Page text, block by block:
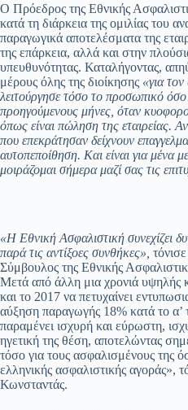
Ο Πρόεδρος της Εθνικής
κατά τη διάρκεια της ομιλίας του
παραγωγικά αποτελέσματα της
της επάρκεια, αλλά και στην
υπευθυνότητας. Καταλήγοντας,
μέρους όλης της διοίκησης «για
λειτούργησε τόσο το προσωπικό
προηγούμενους μήνες, όταν
όπως είναι πώληση της εταιρείας.
που επεκράτησαν δείχνουν
αυτοπεποίθηση. Και είναι για μένα
μοιράζομαι σήμερα μαζί σας τις
«Η Εθνική Ασφαλιστική συνεχίζει
παρά τις αντίξοες συνθήκες»,
Σύμβουλος της Εθνικής
Μετά από άλλη μια χρονιά υψηλής
και το 2017 να πετυχαίνει
αύξηση παραγωγής 18% κατά το
παραμένει ισχυρή και εύρωστη,
ηγετική της θέση, αποτελώντας
τόσο για τους ασφαλισμένους της
ελληνικής ασφαλιστικής αγοράς»,
Κωνσταντάς.